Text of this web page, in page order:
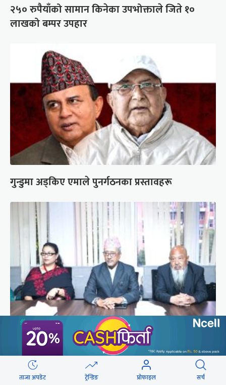
२५० रुपैयाँको सामान किनेका उपभोक्ताले जिते १०
लाखको बम्पर उपहार
गुन्डुमा अड्किए एमाले पुनर्गठनका प्रस्तावहरू
प्रज्ञाका तीन कुलपतिको शपथ (तस्वीरहरू)
ताजा अपडेट ट्रेन्डिङ प्रोफाइल सर्च